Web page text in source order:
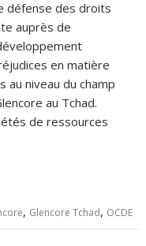
défense des droits
auprès de
en matière
au niveau du champ
au Tchad.
de ressources
, Glencore Tchad, OCDE